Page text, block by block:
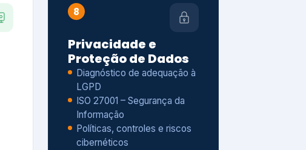
LGPD
ISO 27001 – Segurança da
Informação
Políticas, controles e riscos
cibernéticos
Treinamentos em Segurança
da Informação